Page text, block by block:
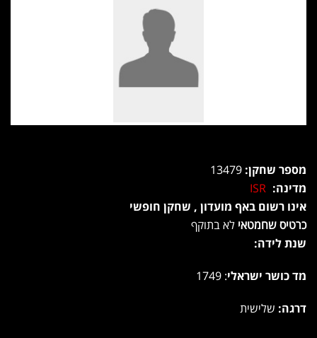
מספר שחקן:
מדינה: ISR
אינו רשום באף מועדון , שחקן חופשי
כרטיס שחמטאי לא בתוקף
שנת לידה:
מד כושר ישראלי: 1749
דרגה: שלישית